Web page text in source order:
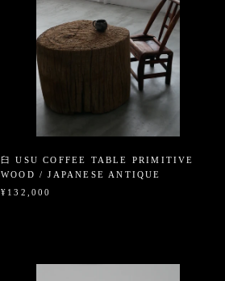
臼 USU COFFEE TABLE PRIMITIVE
WOOD / JAPANESE ANTIQUE
¥132,000